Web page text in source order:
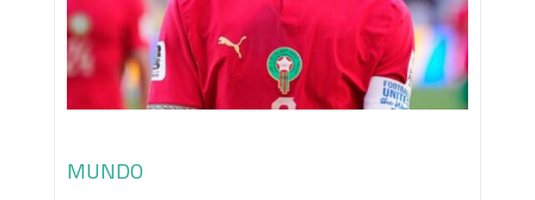
MUNDO